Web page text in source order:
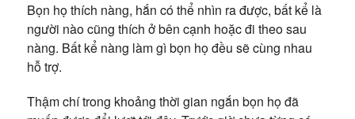
Bọn họ thích nàng, hắn có thể nhìn ra được, bất kể là
người nào cũng thích ở bên cạnh hoặc đi theo sau
nàng. Bất kể nàng làm gì bọn họ đều sẽ cùng nhau
hỗ trợ.
Thậm chí trong khoảng thời gian ngắn bọn họ đã